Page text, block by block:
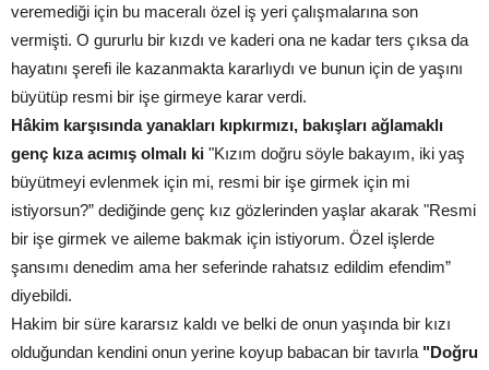
veremediği için bu maceralı özel iş yeri çalışmalarına son
vermişti. O gururlu bir kızdı ve kaderi ona ne kadar ters çıksa da
hayatını şerefi ile kazanmakta kararlıydı ve bunun için de yaşını
büyütüp resmi bir işe girmeye karar verdi.
Hâkim karşısında yanakları kıpkırmızı, bakışları ağlamaklı
genç kıza acımış olmalı ki "Kızım doğru söyle bakayım, iki yaş
büyütmeyi evlenmek için mi, resmi bir işe girmek için mi
istiyorsun?” dediğinde genç kız gözlerinden yaşlar akarak "Resmi
bir işe girmek ve aileme bakmak için istiyorum. Özel işlerde
şansımı denedim ama her seferinde rahatsız edildim efendim”
diyebildi.
Hakim bir süre kararsız kaldı ve belki de onun yaşında bir kızı
olduğundan kendini onun yerine koyup babacan bir tavırla "Doğru